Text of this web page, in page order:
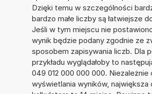
Dzięki temu w szczególności
bardzo małe liczby są łatwiejsze
Jeśli w tym miejscu nie
wynik będzie podany zgodnie ze
sposobem zapisywania liczb. Dla
przykładu wyglądałoby to
049 012 000 000 000. Niezależnie
wyświetlania wyników, największa